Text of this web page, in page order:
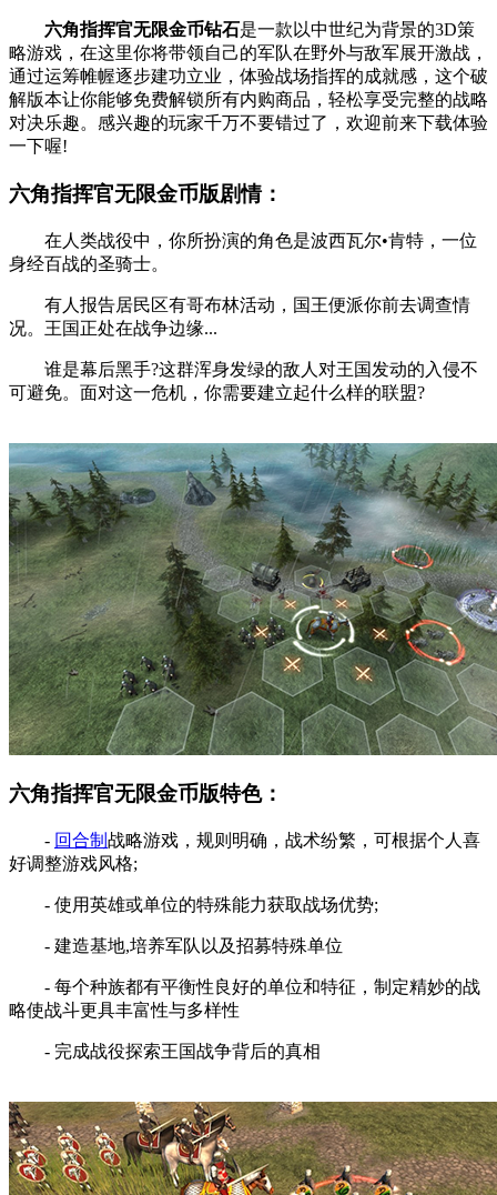
六角指挥官无限金币钻石是一款以中世纪为背景的3D策
略游戏，在这里你将带领自己的军队在野外与敌军展开激战，
通过运筹帷幄逐步建功立业，体验战场指挥的成就感，这个破
解版本让你能够免费解锁所有内购商品，轻松享受完整的战略
对决乐趣。感兴趣的玩家千万不要错过了，欢迎前来下载体验
一下喔!
六角指挥官无限金币版剧情：
在人类战役中，你所扮演的角色是波西瓦尔•肯特，一位
身经百战的圣骑士。
有人报告居民区有哥布林活动，国王便派你前去调查情
况。王国正处在战争边缘...
谁是幕后黑手?这群浑身发绿的敌人对王国发动的入侵不
可避免。面对这一危机，你需要建立起什么样的联盟?
六角指挥官无限金币版特色：
- 回合制 战略游戏，规则明确，战术纷繁，可根据个人喜
好调整游戏风格;
- 使用英雄或单位的特殊能力获取战场优势;
- 建造基地,培养军队以及招募特殊单位
- 每个种族都有平衡性良好的单位和特征，制定精妙的战
略使战斗更具丰富性与多样性
- 完成战役探索王国战争背后的真相